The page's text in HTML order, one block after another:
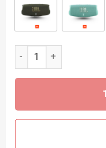
Loa JBL Charge 5 số